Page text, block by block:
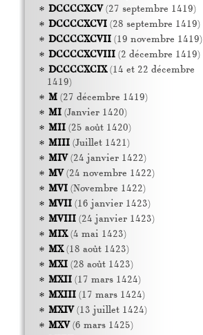
DCCCCXCV(27 septembre 1419)
DCCCCXCVI(28 septembre 1419)
DCCCCXCVII(19 novembre 1419)
DCCCCXCVIII(2 décembre 1419)
DCCCCXCIX(14 et 22 décembre
1419)
M(27 décembre 1419)
MI(Janvier 1420)
MII(25 août 1420)
MIII(Juillet 1421)
MIV(24 janvier 1422)
MV(24 novembre 1422)
MVI(Novembre 1422)
MVII(16 janvier 1423)
MVIII(24 janvier 1423)
MIX(4 mai 1423)
MX(18 août 1423)
MXI(28 août 1423)
MXII(17 mars 1424)
MXIII(17 mars 1424)
MXIV(13 juillet 1424)
MXV(6 mars 1425)